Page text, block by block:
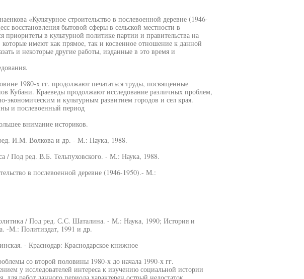
«Культурное строительство в послевоенной деревне (1946-
восстановления бытовой сферы в сельской местности в
в культурной политике партии и правительства на
которые имеют как прямое, так и косвенное отношение к данной
и некоторые другие работы, изданные в это время и
1980-х гг. продолжают печататься труды, посвященные
Кубани. Краеведы продолжают исследование различных проблем,
экономическим и культурным развитием городов и сел края.
и послевоенный период
внимание историков.
И.М. Волкова и др. - М.: Наука, 1988.
/ Под ред. В.Б. Тельпуховского. - М.: Наука, 1988.
в послевоенной деревне (1946-1950).- М.:
/ Под ред. С.С. Шаталина. - М.: Наука, 1990; История и
-М.: Политиздат, 1991 и др.
- Краснодар: Краснодарское книжное
со второй половины 1980-х до начала 1990-х гг.
у исследователей интереса к изучению социальной истории